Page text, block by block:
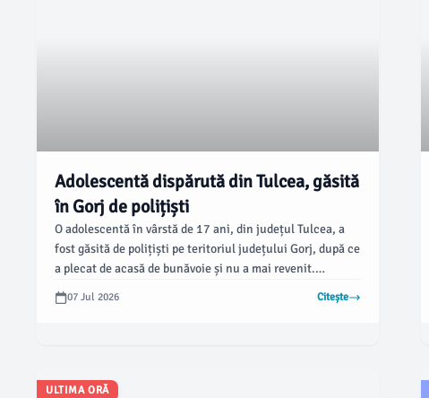
Adolescentă dispărută din Tulcea, găsită
în Gorj de polițiști
O adolescentă în vârstă de 17 ani, din județul Tulcea, a
fost găsită de polițiști pe teritoriul județului Gorj, după ce
a plecat de acasă de bunăvoie și nu a mai revenit.
Anunțul a fost făcut de Inspectoratul de Poliție Județean
Tulcea, care a desfășurat o serie de activități de căutare
07 Jul 2026 Citește
ULTIMA ORĂ